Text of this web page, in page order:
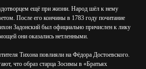
ещё при жизни. Народ шёл к нему
После его кончины в 1783 году почитание
Задонский был официально причислен к лику
они оказались нетленными.
Тихона повлияли на Фёдора Достоевского.
что образ старца Зосимы в «Братьях